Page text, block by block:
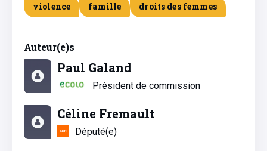
violence famille droits des femmes
Auteur(e)s
Paul Galand
Président de commission
Céline Fremault
Député(e)